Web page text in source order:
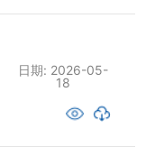
日期: 2026-05-
18